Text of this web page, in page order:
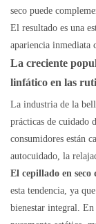
seco puede
El resultado es una
apariencia inmediata
La creciente
linfático en las
La industria de la
prácticas de cuidado
consumidores están
autocuidado, la
El cepillado en
esta tendencia, ya
bienestar integral.